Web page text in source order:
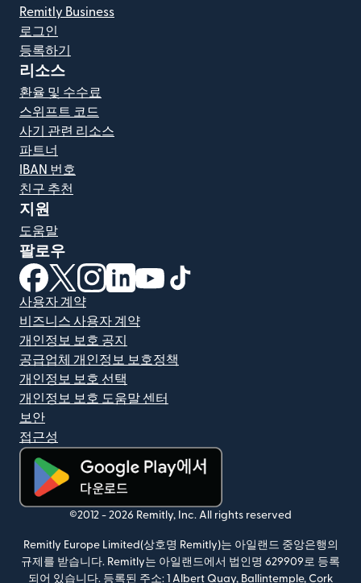
Remitly Business
로그인
등록하기
리소스
환율 및 수수료
스위프트 코드
사기 관련 리소스
파트너
IBAN 번호
친구 추천
지원
도움말
팔로우
(새 창에서 열림)
(새 창에서 열림)
(새 창에서 열림)
(새 창에서 열림)
(새 창에서 열림)
사용자 계약
비즈니스 사용자 계약
개인정보 보호 공지
공급업체 개인정보 보호정책
개인정보 보호 선택
개인정보 보호 도움말 센터
보안
접근성
(새 창에서 열림)
©2012 - 2026 Remitly, Inc. All rights reserved
Remitly Europe Limited(상호명 Remitly)는 아일랜드 중앙은행의
규제를 받습니다. Remitly는 아일랜드에서 법인명 629909로 등록
되어 있습니다. 등록된 주소: 1 Albert Quay, Ballintemple, Cork